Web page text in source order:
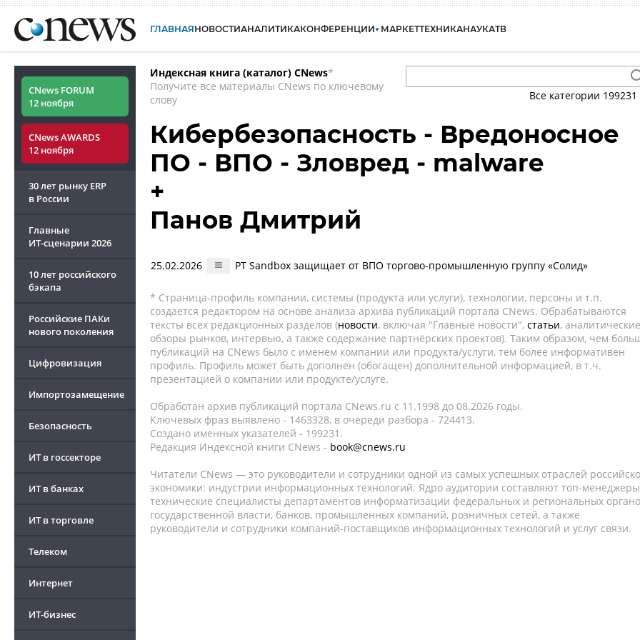
ГЛАВНАЯНОВОСТИАНАЛИТИКАКОНФЕРЕНЦИИ МАРКЕТТЕХНИКАНАУКАТВ
CNews FORUM
12 ноября
CNews AWARDS
12 ноября
30 лет рынку ERP
в России
Главные
ИТ-сценарии 2026
10 лет российского
бэкапа
Российские ПАКи
нового поколения
Цифровизация
Импортозамещение
Безопасность
ИТ в госсекторе
ИТ в банках
ИТ в торговле
Телеком
Интернет
ИТ-бизнес
Индексная книга (каталог) CNews*
Получите все материалы CNews по ключевому
слову
Все категории 199231
Кибербезопасность - Вредоносное
ПО - ВПО - Зловред - malware
+
Панов Дмитрий
25.02.2026 PT Sandbox защищает от ВПО торгово-промышленную группу «Солид»
* Страница-профиль компании, системы (продукта или услуги), технологии, персоны и т.п.
создается редактором на основе анализа архива публикаций портала CNews. Обрабатываются
тексты всех редакционных разделов (новости, включая "Главные новости", статьи, аналитические
обзоры рынков, интервью, а также содержание партнёрских проектов). Таким образом, чем
публикаций на CNews было с именем компании или продукта/услуги, тем более информативен
профиль. Профиль может быть дополнен (обогащен) дополнительной информацией, в т.ч.
презентацией о компании или продукте/услуге.
Обработан архив публикаций портала CNews.ru c 11.1998 до 08.2026 годы.
Ключевых фраз выявлено - 1463328, в очереди разбора - 724413.
Создано именных указателей - 199231.
Редакция Индексной книги CNews - book@cnews.ru
Читатели CNews — это руководители и сотрудники одной из самых успешных отраслей
экономики: индустрии информационных технологий. Ядро аудитории составляют топ-
технические специалисты департаментов информатизации федеральных и региональных
государственной власти, банков, промышленных компаний, розничных сетей, а также
руководители и сотрудники компаний-поставщиков информационных технологий и услуг связи.